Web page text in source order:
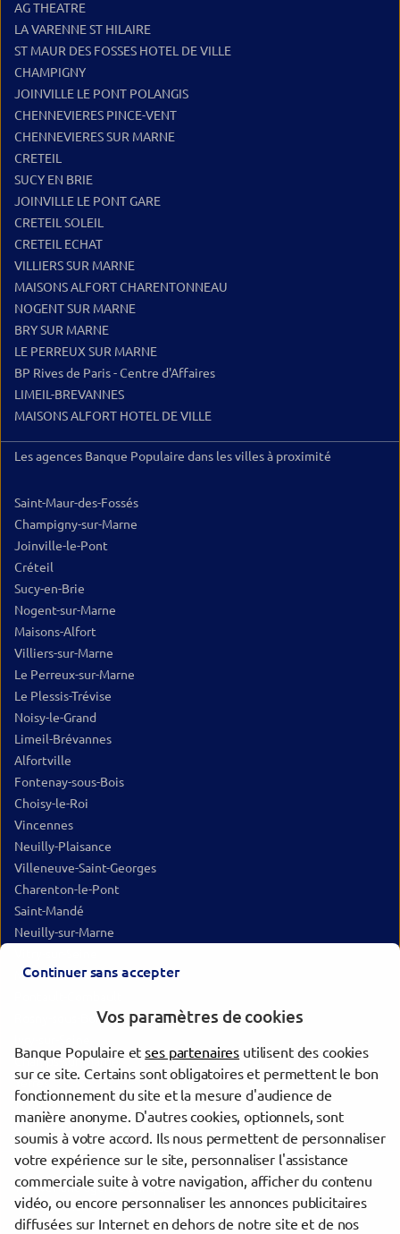
AG THEATRE
LA VARENNE ST HILAIRE
ST MAUR DES FOSSES HOTEL DE VILLE
CHAMPIGNY
JOINVILLE LE PONT POLANGIS
CHENNEVIERES PINCE-VENT
CHENNEVIERES SUR MARNE
CRETEIL
SUCY EN BRIE
JOINVILLE LE PONT GARE
CRETEIL SOLEIL
CRETEIL ECHAT
VILLIERS SUR MARNE
MAISONS ALFORT CHARENTONNEAU
NOGENT SUR MARNE
BRY SUR MARNE
LE PERREUX SUR MARNE
BP Rives de Paris - Centre d'Affaires
LIMEIL-BREVANNES
MAISONS ALFORT HOTEL DE VILLE
Les agences Banque Populaire dans les villes à proximité
Saint-Maur-des-Fossés
Champigny-sur-Marne
Joinville-le-Pont
Créteil
Sucy-en-Brie
Nogent-sur-Marne
Maisons-Alfort
Villiers-sur-Marne
Le Perreux-sur-Marne
Le Plessis-Trévise
Noisy-le-Grand
Limeil-Brévannes
Alfortville
Fontenay-sous-Bois
Choisy-le-Roi
Vincennes
Neuilly-Plaisance
Villeneuve-Saint-Georges
Charenton-le-Pont
Saint-Mandé
Neuilly-sur-Marne
Montreuil
Rosny-sous-Bois
Champs-sur-Marne
Yerres
Thiais
Bagnolet
Trouver une agence Banque Populaire
Val-de-Marne
Saint-Maur-des-Fossés
Continuer sans accepter
Vos paramètres de cookies
Banque Populaire etses partenaires utilisent des cookies
sur ce site. Certains sont obligatoires et permettent le bon
fonctionnement du site et la mesure d'audience de
manière anonyme. D'autres cookies, optionnels, sont
soumis à votre accord. Ils nous permettent de personnaliser
votre expérience sur le site, personnaliser l'assistance
commerciale suite à votre navigation, afficher du contenu
vidéo, ou encore personnaliser les annonces publicitaires
diffusées sur Internet en dehors de notre site et de nos